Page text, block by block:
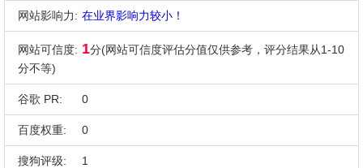
网站影响力: 在业界影响力较小！
网站可信度: 1分(网站可信度评估分值仅供参考，评分结果从1-10
分不等)
谷歌 PR: 0
百度权重: 0
搜狗评级: 1